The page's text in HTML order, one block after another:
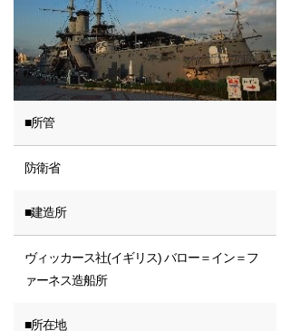
■所管
防衛省
■建造所
ヴィッカース社(イギリス) バロー＝イン＝フ
ァーネス造船所
■所在地